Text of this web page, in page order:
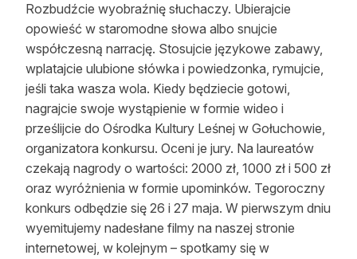
Zostań autorem
Archiwum
Kontakt
Rozbudźcie wyobraźnię słuchaczy. Ubierajcie
opowieść w staromodne słowa albo snujcie
współczesną narrację. Stosujcie językowe zabawy,
wplatajcie ulubione słówka i powiedzonka, rymujcie,
jeśli taka wasza wola. Kiedy będziecie gotowi,
nagrajcie swoje wystąpienie w formie wideo i
prześlijcie do Ośrodka Kultury Leśnej w Gołuchowie,
organizatora konkursu. Oceni je jury. Na laureatów
czekają nagrody o wartości: 2000 zł, 1000 zł i 500 zł
oraz wyróżnienia w formie upominków. Tegoroczny
konkurs odbędzie się 26 i 27 maja. W pierwszym dniu
wyemitujemy nadesłane filmy na naszej stronie
internetowej, w kolejnym – spotkamy się w